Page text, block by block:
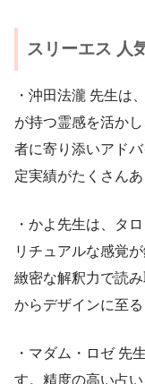
スリーエス 人
・沖田法瀧 先生は
が持つ霊感を活か
者に寄り添いアド
定実績がたくさんあ
・かよ先生は、タ
リチュアルな感覚
緻密な解釈力で読
からデザインに至
・マダム・ロゼ 先
す。精度の高い占